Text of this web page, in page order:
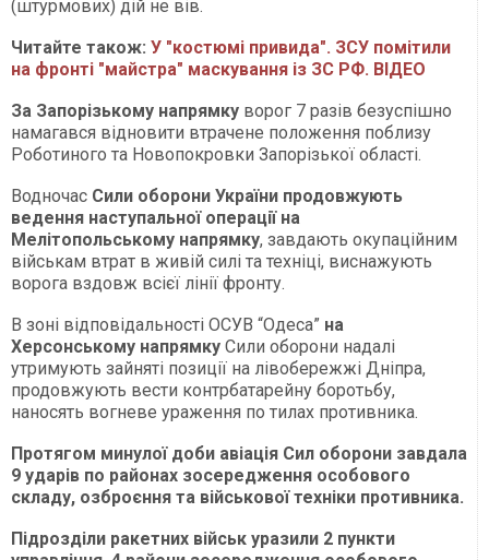
(штурмових) дій не вів.
Читайте також: У "костюмі привида". ЗСУ помітили
на фронті "майстра" маскування із ЗС РФ. ВІДЕО
За Запорізькому напрямку ворог 7 разів безуспішно
намагався відновити втрачене положення поблизу
Роботиного та Новопокровки Запорізької області.
Водночас Сили оборони України продовжують
ведення наступальної операції на
Мелітопольському напрямку, завдають окупаційним
військам втрат в живій силі та техніці, виснажують
ворога вздовж всієї лінії фронту.
В зоні відповідальності ОСУВ “Одеса” на
Херсонському напрямку Сили оборони надалі
утримують зайняті позиції на лівобережжі Дніпра,
продовжують вести контрбатарейну боротьбу,
наносять вогневе ураження по тилах противника.
Протягом минулої доби авіація Сил оборони завдала
9 ударів по районах зосередження особового
складу, озброєння та військової техніки противника.
Підрозділи ракетних військ уразили 2 пункти